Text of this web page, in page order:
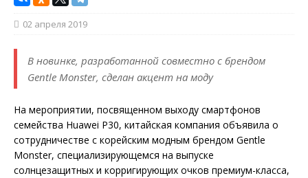
02 апреля 2019
В новинке, разработанной совместно с брендом
Gentle Monster, сделан акцент на моду
На мероприятии, посвященном выходу смартфонов
семейства Huawei P30, китайская компания объявила о
сотрудничестве с корейским модным брендом Gentle
Monster, специализирующемся на выпуске
солнцезащитных и корригирующих очков премиум-класса,